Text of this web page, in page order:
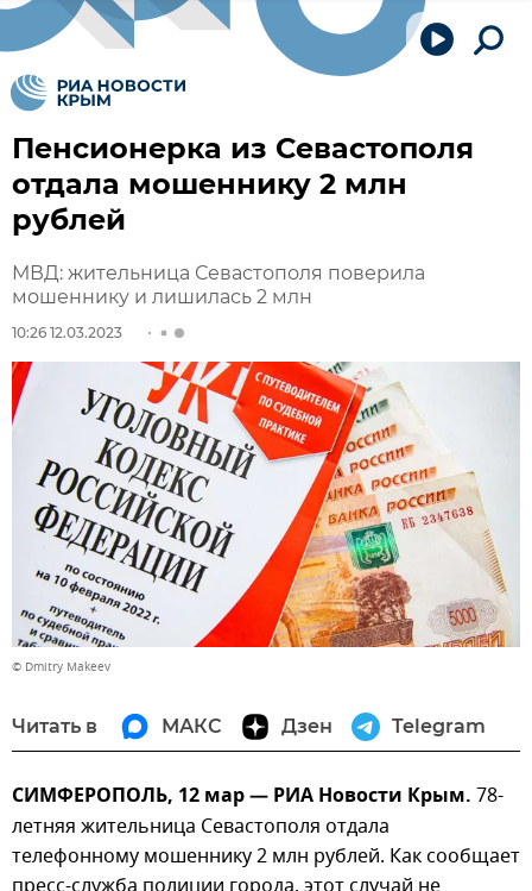
Пенсионерка из Севастополя
отдала мошеннику 2 млн
рублей
МВД: жительница Севастополя поверила
мошеннику и лишилась 2 млн
10:26 12.03.2023
© Dmitry Makeev
Читать в МАКС Дзен Telegram
СИМФЕРОПОЛЬ, 12 мар — РИА Новости Крым. 78-
летняя жительница Севастополя отдала
телефонному мошеннику 2 млн рублей. Как сообщает